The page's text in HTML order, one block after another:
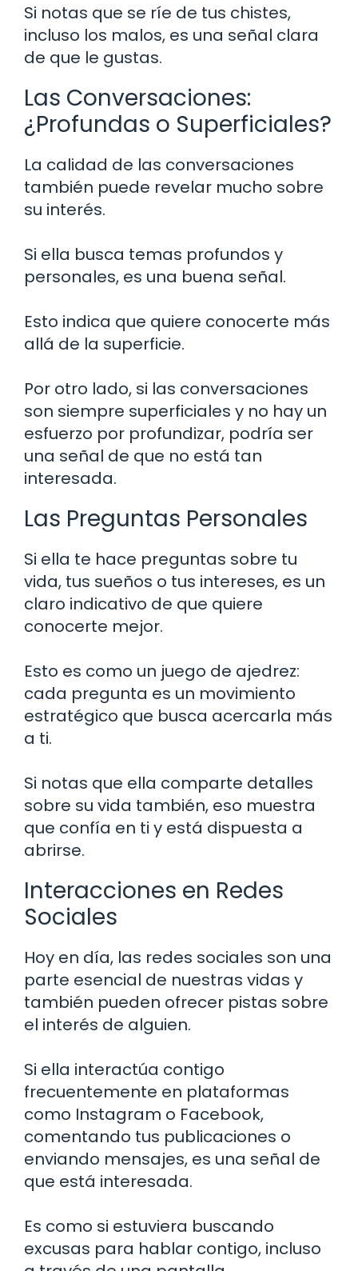
Si notas que se ríe de tus chistes,
incluso los malos, es una señal clara
de que le gustas.
Las Conversaciones:
¿Profundas o Superficiales?
La calidad de las conversaciones
también puede revelar mucho sobre
su interés.
Si ella busca temas profundos y
personales, es una buena señal.
Esto indica que quiere conocerte más
allá de la superficie.
Por otro lado, si las conversaciones
son siempre superficiales y no hay un
esfuerzo por profundizar, podría ser
una señal de que no está tan
interesada.
Las Preguntas Personales
Si ella te hace preguntas sobre tu
vida, tus sueños o tus intereses, es un
claro indicativo de que quiere
conocerte mejor.
Esto es como un juego de ajedrez:
cada pregunta es un movimiento
estratégico que busca acercarla más
a ti.
Si notas que ella comparte detalles
sobre su vida también, eso muestra
que confía en ti y está dispuesta a
abrirse.
Interacciones en Redes
Sociales
Hoy en día, las redes sociales son una
parte esencial de nuestras vidas y
también pueden ofrecer pistas sobre
el interés de alguien.
Si ella interactúa contigo
frecuentemente en plataformas
como Instagram o Facebook,
comentando tus publicaciones o
enviando mensajes, es una señal de
que está interesada.
Es como si estuviera buscando
excusas para hablar contigo, incluso